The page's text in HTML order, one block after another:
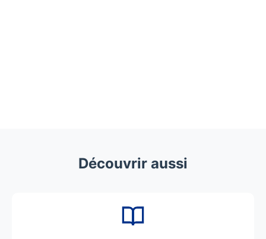
Découvrir aussi